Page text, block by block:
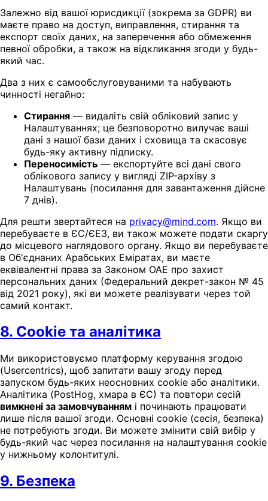
Залежно від вашої юрисдикції (зокрема за GDPR) ви
маєте право на доступ, виправлення, стирання та
експорт своїх даних, на заперечення або обмеження
певної обробки, а також на відкликання згоди у будь-
який час.
Два з них є самообслуговуваними та набувають
чинності негайно:
Стирання — видаліть свій обліковий запис у
Налаштуваннях; це безповоротно вилучає ваші
дані з нашої бази даних і сховища та скасовує
будь-яку активну підписку.
Переносимість — експортуйте всі дані свого
облікового запису у вигляді ZIP-архіву з
Налаштувань (посилання для завантаження дійсне
7 днів).
Для решти звертайтеся на privacy@mind.com. Якщо ви
перебуваєте в ЄС/ЄЕЗ, ви також можете подати скаргу
до місцевого наглядового органу. Якщо ви перебуваєте
в Об'єднаних Арабських Еміратах, ви маєте
еквівалентні права за Законом ОАЕ про захист
персональних даних (Федеральний декрет-закон № 45
від 2021 року), які ви можете реалізувати через той
самий контакт.
8. Cookie та аналітика
Ми використовуємо платформу керування згодою
(Usercentrics), щоб запитати вашу згоду перед
запуском будь-яких неосновних cookie або аналітики.
Аналітика (PostHog, хмара в ЄС) та повтори сесій
вимкнені за замовчуванням і починають працювати
лише після вашої згоди. Основні cookie (сесія, безпека)
не потребують згоди. Ви можете змінити свій вибір у
будь-який час через посилання на налаштування cookie
у нижньому колонтитулі.
9. Безпека